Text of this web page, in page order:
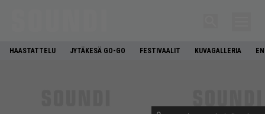
HAASTATTELU JYTÄKESÄ GO-GO FESTIVAALIT KUVAGALLERIA